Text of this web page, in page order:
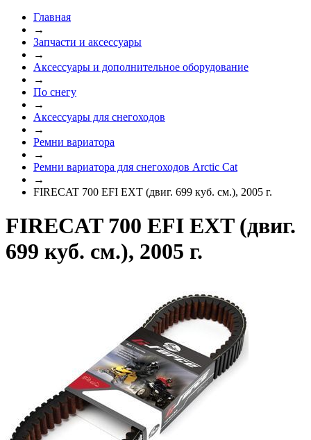
Главная
→
Запчасти и аксессуары
→
Аксессуары и дополнительное оборудование
→
По снегу
→
Аксессуары для снегоходов
→
Ремни вариатора
→
Ремни вариатора для снегоходов Arctic Cat
→
FIRECAT 700 EFI EXT (двиг. 699 куб. см.), 2005 г.
FIRECAT 700 EFI EXT (двиг.
699 куб. см.), 2005 г.